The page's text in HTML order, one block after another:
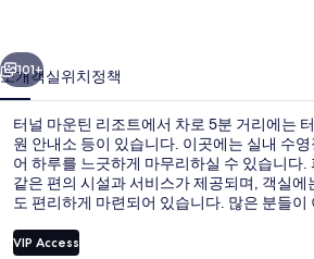
트
의
사
진
갤
러
다음
101+
소개객실위치정책
터널 마운틴 리조트에서 차로 5분 거리에는
원 안내소 등이 있습니다. 이곳에는 실내 수
어 하루를 느긋하게 마무리하실 수 있습니다.
같은 편의 시설과 서비스가 제공되며, 객실에
도 편리하게 마련되어 있습니다. 많은 분들이
VIP Access